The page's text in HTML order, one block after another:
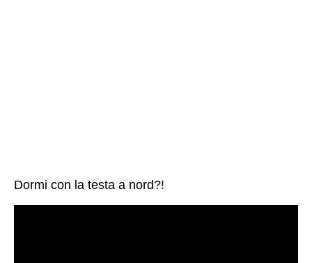
Dormi con la testa a nord?!